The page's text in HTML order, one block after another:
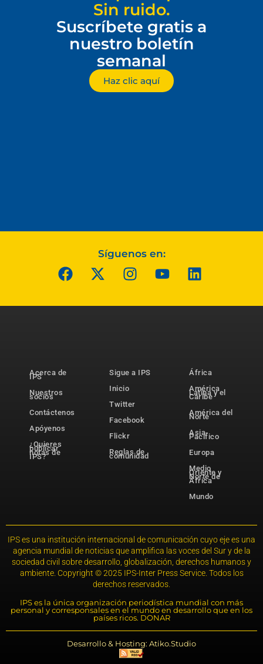
Sin ruido.
Suscríbete gratis a
nuestro boletín
semanal
Haz clic aquí
Síguenos en:
Acerca de
IPS
Nuestros
socios
Contáctenos
Apóyenos
¿Quieres
publicar
notas de
IPS?
Sigue a IPS
Inicio
Twitter
Facebook
Flickr
Reglas de
comunidad
África
América
Latina y el
Caribe
América del
Norte
Asia-
Pacífico
Europa
Medio
Oriente y
Norte de
África
Mundo
IPS es una institución internacional de comunicación cuyo eje es una
agencia mundial de noticias que amplifica las voces del Sur y de la
sociedad civil sobre desarrollo, globalización, derechos humanos y
ambiente. Copyright © 2025 IPS-Inter Press Service. Todos los
derechos reservados.
IPS es la única organización periodística mundial con más
personal y corresponsales en el mundo en desarrollo que en los
países ricos. DONAR
Desarrollo & Hosting: Atiko.Studio